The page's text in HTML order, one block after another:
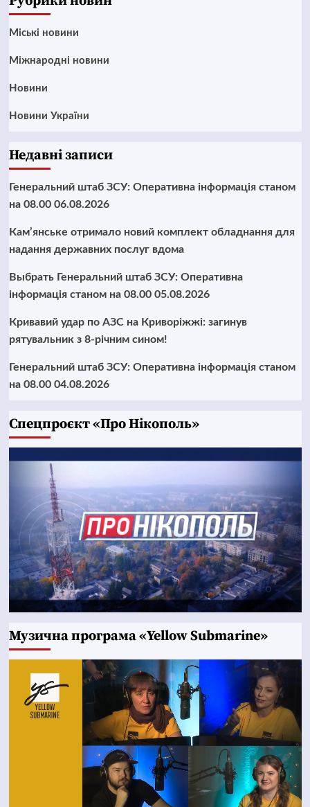
Mіські новини
Міжнародні новини
Новини
Новини України
Недавні записи
Генеральний штаб ЗСУ: Оперативна інформація станом
на 08.00 06.08.2026
Кам’янське отримало новий комплект обладнання для
надання державних послуг вдома
Выбрать Генеральний штаб ЗСУ: Оперативна
інформація станом на 08.00 05.08.2026
Кривавий удар по АЗС на Криворіжжі: загинув
рятувальник з 8-річним сином!
Генеральний штаб ЗСУ: Оперативна інформація станом
на 08.00 04.08.2026
Cпецпроєкт «Про Нікополь»
Музична програма «Yellow Submarine»